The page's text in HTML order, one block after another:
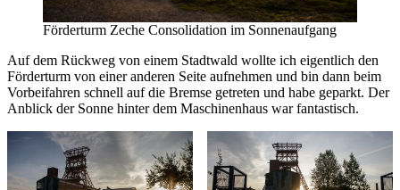
Förderturm Zeche Consolidation im Sonnenaufgang
Auf dem Rückweg von einem Stadtwald wollte ich eigentlich den
Förderturm von einer anderen Seite aufnehmen und bin dann beim
Vorbeifahren schnell auf die Bremse getreten und habe geparkt. Der
Anblick der Sonne hinter dem Maschinenhaus war fantastisch.